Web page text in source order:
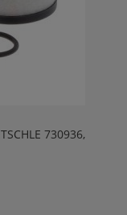
730936,